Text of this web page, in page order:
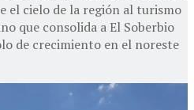
el cielo de la región al turismo
que consolida a El Soberbio
de crecimiento en el noreste